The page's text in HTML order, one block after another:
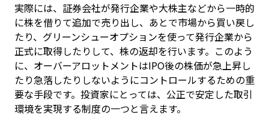
実際には、証券会社が発行企業や大株主などから一時的
に株を借りて追加で売り出し、あとで市場から買い戻し
たり、グリーンシューオプションを使って発行企業から
正式に取得したりして、株の返却を行います。このよう
に、オーバーアロットメントはIPO後の株価が急上昇し
たり急落したりしないようにコントロールするための重
要な手段です。投資家にとっては、公正で安定した取引
環境を実現する制度の一つと言えます。